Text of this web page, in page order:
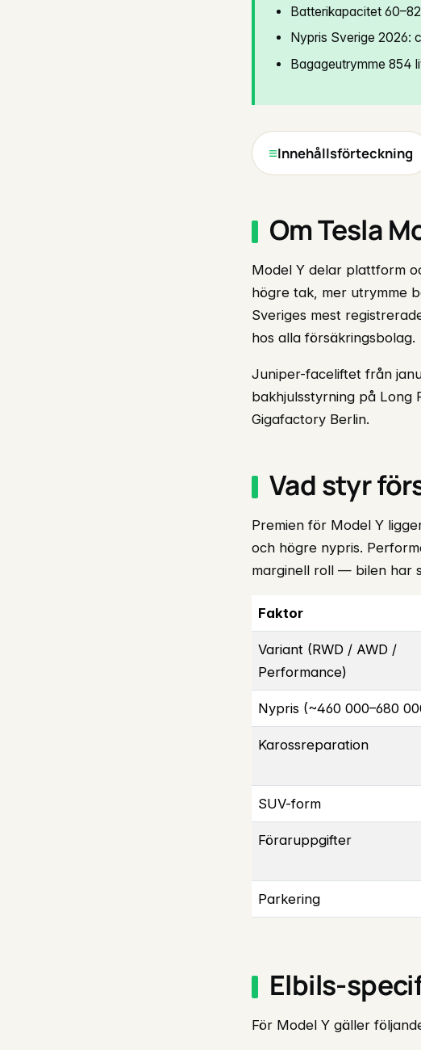
Batterikapacitet
Nypris Sverige 2026:
Bagageutrymme 854
Innehållsförteckning
Om Tesla
Model Y delar plattform
högre tak, mer utrymme
Sveriges mest
hos alla försäkringsbolag.
Juniper-faceliftet från
bakhjulsstyrning på Long
Gigafactory Berlin.
Vad styr
Premien för Model Y
och högre nypris.
marginell roll — bilen har
Faktor
Variant (RWD / AWD /
Performance)
Nypris (~460 000–680
Karossreparation
SUV-form
Föraruppgifter
Parkering
Elbils-
För Model Y gäller